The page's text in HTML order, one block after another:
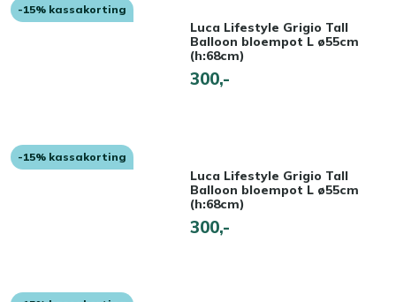
-15% kassakorting
Luca Lifestyle Grigio Tall
Balloon bloempot L ø55cm
(h:68cm)
300,-
-15% kassakorting
Luca Lifestyle Grigio Tall
Balloon bloempot L ø55cm
(h:68cm)
300,-